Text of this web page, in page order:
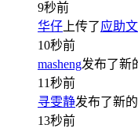
9秒前
华仔 上传了应助
10秒前
masheng发布了新
11秒前
寻雯静发布了新的
13秒前